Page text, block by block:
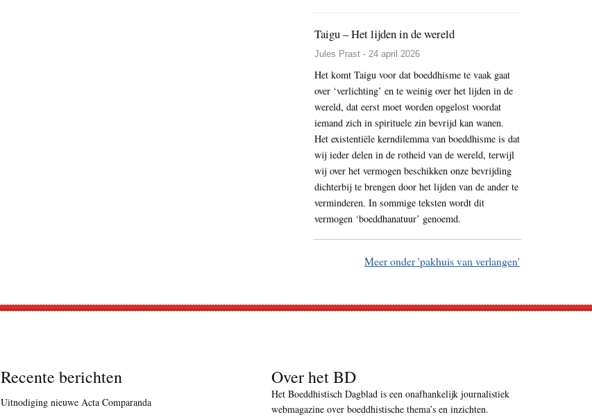
Taigu – Het lijden in de wereld
Jules Prast - 24 april 2026
Het komt Taigu voor dat boeddhisme te vaak gaat
over ‘verlichting’ en te weinig over het lijden in de
wereld, dat eerst moet worden opgelost voordat
iemand zich in spirituele zin bevrijd kan wanen.
Het existentiële kerndilemma van boeddhisme is dat
wij ieder delen in de rotheid van de wereld, terwijl
wij over het vermogen beschikken onze bevrijding
dichterbij te brengen door het lijden van de ander te
verminderen. In sommige teksten wordt dit
vermogen ‘boeddhanatuur’ genoemd.
Meer onder 'pakhuis van verlangen'
Recente berichten
Uitnodiging nieuwe Acta Comparanda
Over het BD
Het Boeddhistisch Dagblad is een onafhankelijk journalistiek
webmagazine over boeddhistische thema’s en inzichten.